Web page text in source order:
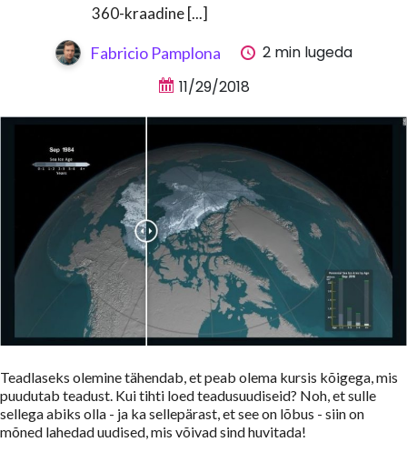
360-kraadine [...]
Fabricio Pamplona
2 min lugeda
11/29/2018
Teadlaseks olemine tähendab, et peab olema kursis kõigega, mis
puudutab teadust. Kui tihti loed teadusuudiseid? Noh, et sulle
sellega abiks olla - ja ka sellepärast, et see on lõbus - siin on
mõned lahedad uudised, mis võivad sind huvitada!